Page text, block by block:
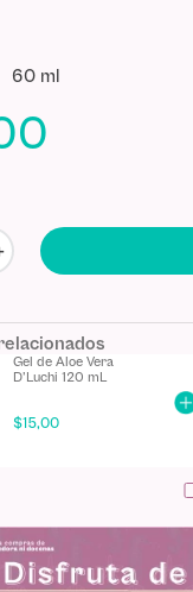
60 ml
Gel de Aloe Vera
D'Luchi 120 mL
$15,00